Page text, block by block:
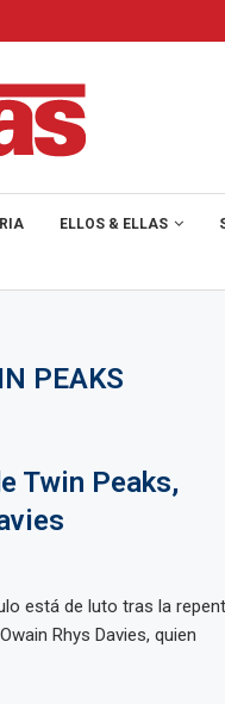
ELLOS & ELLAS
PEAKS
Twin Peaks,
está de luto tras la
Rhys Davies, quien